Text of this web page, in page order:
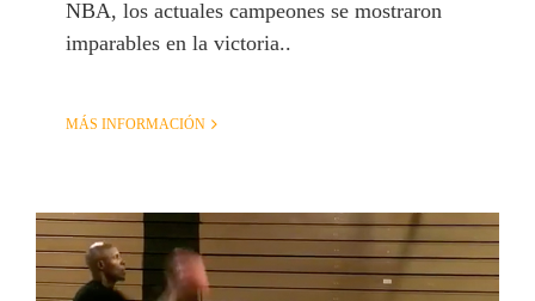
NBA, los actuales campeones se mostraron
imparables en la victoria..
MÁS INFORMACIÓN